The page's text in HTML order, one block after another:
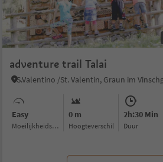
adventure trail Talai
Easy
Moeilijkheidsgraad
0 m
Hoogteverschil
2h:30 Min
Duur